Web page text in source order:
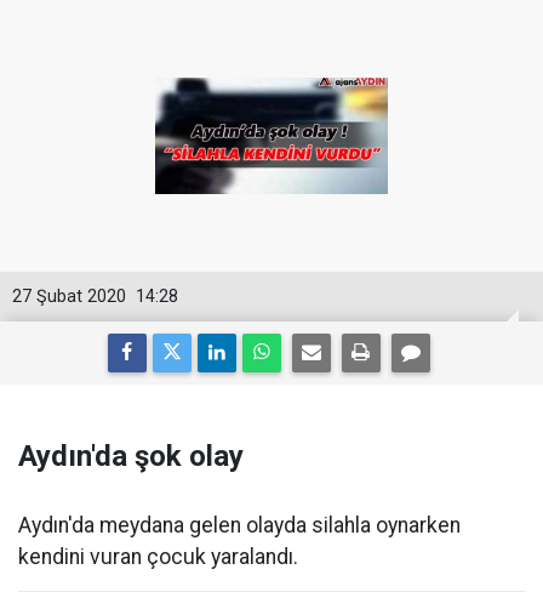
14:28
27 Şubat 2020
Aydın'da şok olay
Aydın'da meydana gelen olayda silahla oynarken
kendini vuran çocuk yaralandı.